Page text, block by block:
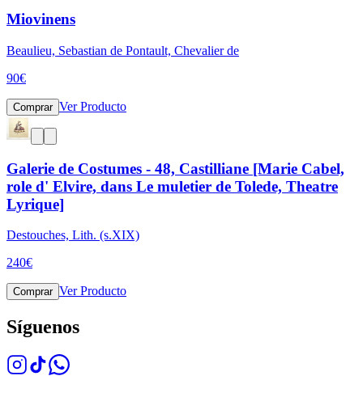
Miovinens
Beaulieu, Sebastian de Pontault, Chevalier de
90€
Comprar Ver Producto
Galerie de Costumes - 48, Castilliane [Marie Cabel,
role d' Elvire, dans Le muletier de Tolede, Theatre
Lyrique]
Destouches, Lith. (s.XIX)
240€
Comprar Ver Producto
Síguenos